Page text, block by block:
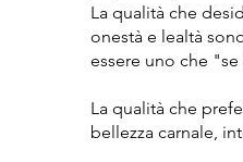
La qualità che
onestà e lealtà
essere uno che
La qualità che
bellezza carnale,